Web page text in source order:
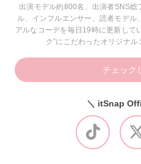
出演モデル約800名、出演者SNS
ル、インフルエンサー、読者モデル
アルなコーデを毎日19時に更新して
ク”にこだわったオリジナル
チェック
＼ itSnap